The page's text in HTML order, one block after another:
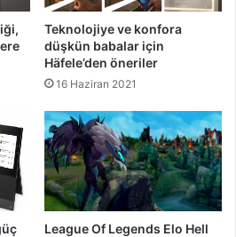
Teknolojiye ve konfora
düşkün babalar için
Häfele’den öneriler
16 Haziran 2021
League Of Legends Elo Hell